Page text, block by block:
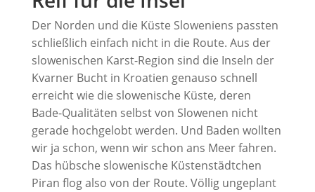
Der Norden und die Küste Sloweniens passten
schließlich einfach nicht in die Route. Aus der
slowenischen Karst-Region sind die Inseln der
Kvarner Bucht in Kroatien genauso schnell
erreicht wie die slowenische Küste, deren
Bade-Qualitäten selbst von Slowenen nicht
gerade hochgelobt werden. Und Baden wollten
wir ja schon, wenn wir schon ans Meer fahren.
Das hübsche slowenische Küstenstädtchen
Piran flog also von der Route. Völlig ungeplant